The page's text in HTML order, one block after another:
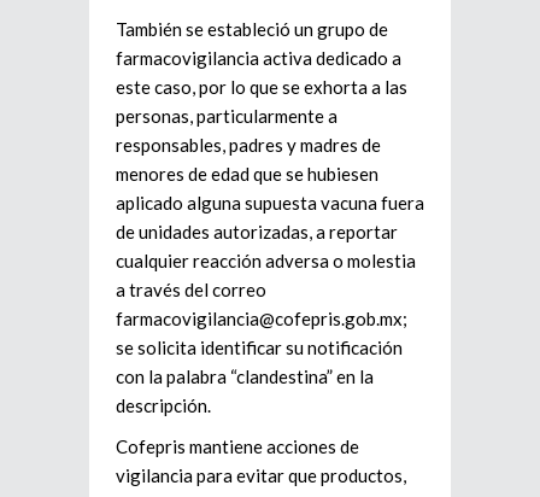
También se estableció un grupo de
farmacovigilancia activa dedicado a
este caso, por lo que se exhorta a las
personas, particularmente a
responsables, padres y madres de
menores de edad que se hubiesen
aplicado alguna supuesta vacuna fuera
de unidades autorizadas, a reportar
cualquier reacción adversa o molestia
a través del correo
farmacovigilancia@cofepris.gob.mx;
se solicita identificar su notificación
con la palabra “clandestina” en la
descripción.
Cofepris mantiene acciones de
vigilancia para evitar que productos,